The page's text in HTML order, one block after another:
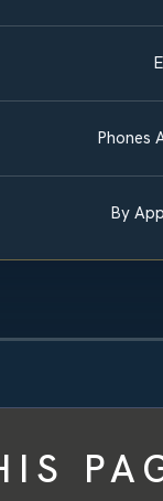
Phones
By